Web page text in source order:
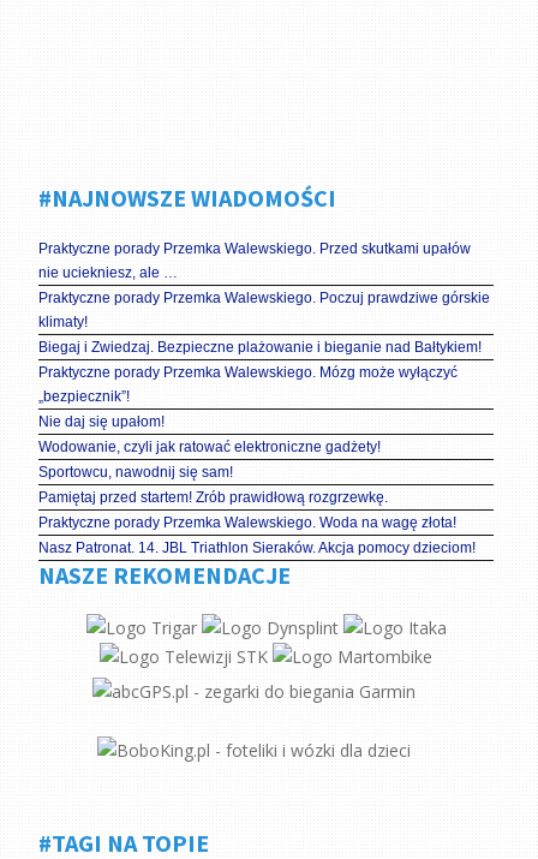
#NAJNOWSZE WIADOMOŚCI
Praktyczne porady Przemka Walewskiego. Przed skutkami upałów
nie uciekniesz, ale …
Praktyczne porady Przemka Walewskiego. Poczuj prawdziwe górskie
klimaty!
Biegaj i Zwiedzaj. Bezpieczne plażowanie i bieganie nad Bałtykiem!
Praktyczne porady Przemka Walewskiego. Mózg może wyłączyć
„bezpiecznik”!
Nie daj się upałom!
Wodowanie, czyli jak ratować elektroniczne gadżety!
Sportowcu, nawodnij się sam!
Pamiętaj przed startem! Zrób prawidłową rozgrzewkę.
Praktyczne porady Przemka Walewskiego. Woda na wagę złota!
Nasz Patronat. 14. JBL Triathlon Sieraków. Akcja pomocy dzieciom!
NASZE REKOMENDACJE
#TAGI NA TOPIE